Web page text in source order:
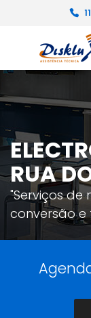
RUA
"Serviços de
conversão e